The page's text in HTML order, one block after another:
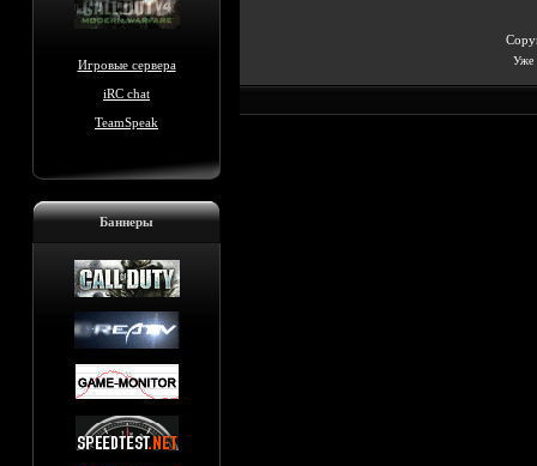
Игровые сервера
iRC chat
TeamSpeak
Баннеры
Уже